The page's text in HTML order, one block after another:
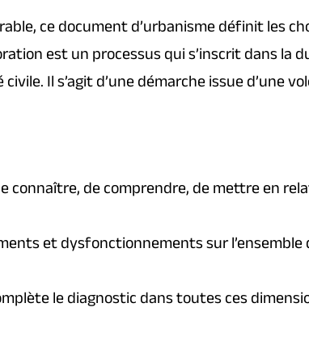
ce document d’urbanisme définit les
est un processus qui s’inscrit dans la
Il s’agit d’une démarche issue d’une
connaître, de comprendre, de mettre en
et dysfonctionnements sur
le diagnostic dans toutes ces